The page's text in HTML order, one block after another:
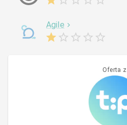
Agile
Oferta z